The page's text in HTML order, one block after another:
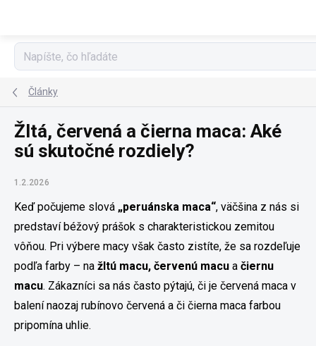
Články
Žltá, červená a čierna maca: Aké
sú skutočné rozdiely?
1.2.2026
Keď počujeme slová „peruánska maca“, väčšina z nás si
predstaví béžový prášok s charakteristickou zemitou
vôňou. Pri výbere macy však často zistíte, že sa rozdeľuje
podľa farby – na žltú macu, červenú macu a čiernu
macu. Zákazníci sa nás často pýtajú, či je červená maca v
balení naozaj rubínovo červená a či čierna maca farbou
pripomína uhlie.